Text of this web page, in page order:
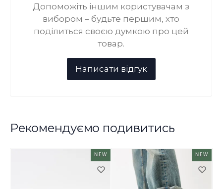
Допоможіть іншим користувачам з
вибором – будьте першим, хто
поділиться своєю думкою про цей
товар.
Рекомендуємо подивитись
NEW NEW